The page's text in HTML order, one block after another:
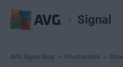
Signal
AVG Signal-Blog Privatsphäre